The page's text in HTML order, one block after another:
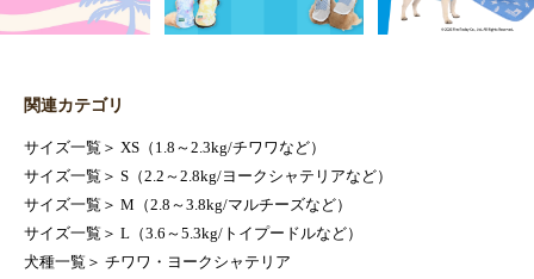
関連カテゴリ
サイズ一覧 ＞ XS（1.8～2.3kg/チワワなど）
サイズ一覧 ＞ S（2.2～2.8kg/ヨークシャテリアなど）
サイズ一覧 ＞ M（2.8～3.8kg/マルチーズなど）
サイズ一覧 ＞ L（3.6～5.3kg/トイプードルなど）
犬種一覧 ＞ チワワ・ヨークシャテリア